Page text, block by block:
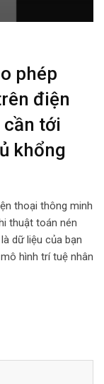
phép
điện
tới
khổng
thoại thông minh
thuật toán nén
dữ liệu của bạn
hình trí tuệ nhân